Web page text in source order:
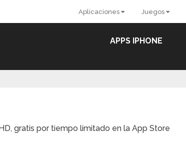
Aplicaciones Juegos
APPS IPHONE
gratis por tiempo limitado en la App Store